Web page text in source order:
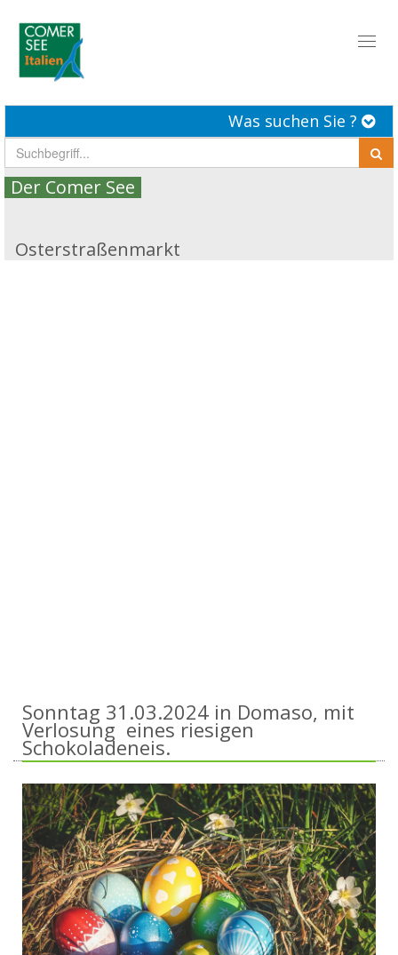
Was suchen Sie ?
Der Comer See
Osterstraßenmarkt
Sonntag 31.03.2024 in Domaso, mit
Verlosung eines riesigen
Schokoladeneis.